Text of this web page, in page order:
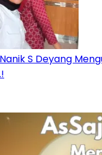
S Deyang